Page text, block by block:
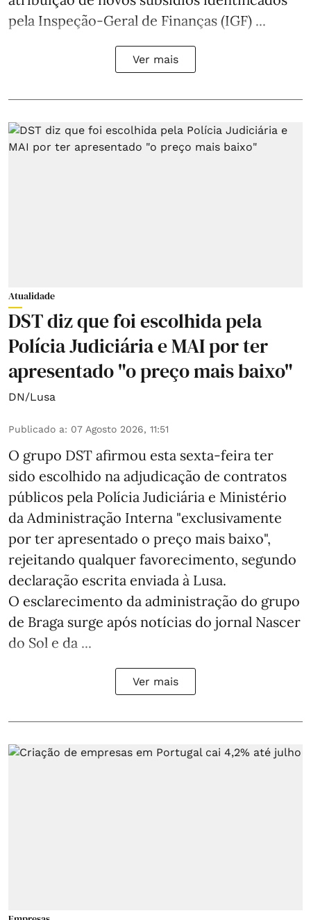
pela Inspeção-Geral de Finanças (IGF) ...
Ver mais
Atualidade
DST diz que foi escolhida pela
Polícia Judiciária e MAI por ter
apresentado "o preço mais baixo"
DN/Lusa
Publicado a: 07 Agosto 2026, 11:51
O grupo DST afirmou esta sexta-feira ter
sido escolhido na adjudicação de contratos
públicos pela Polícia Judiciária e Ministério
da Administração Interna "exclusivamente
por ter apresentado o preço mais baixo",
rejeitando qualquer favorecimento, segundo
declaração escrita enviada à Lusa.
O esclarecimento da administração do grupo
de Braga surge após notícias do jornal Nascer
do Sol e da ...
Ver mais